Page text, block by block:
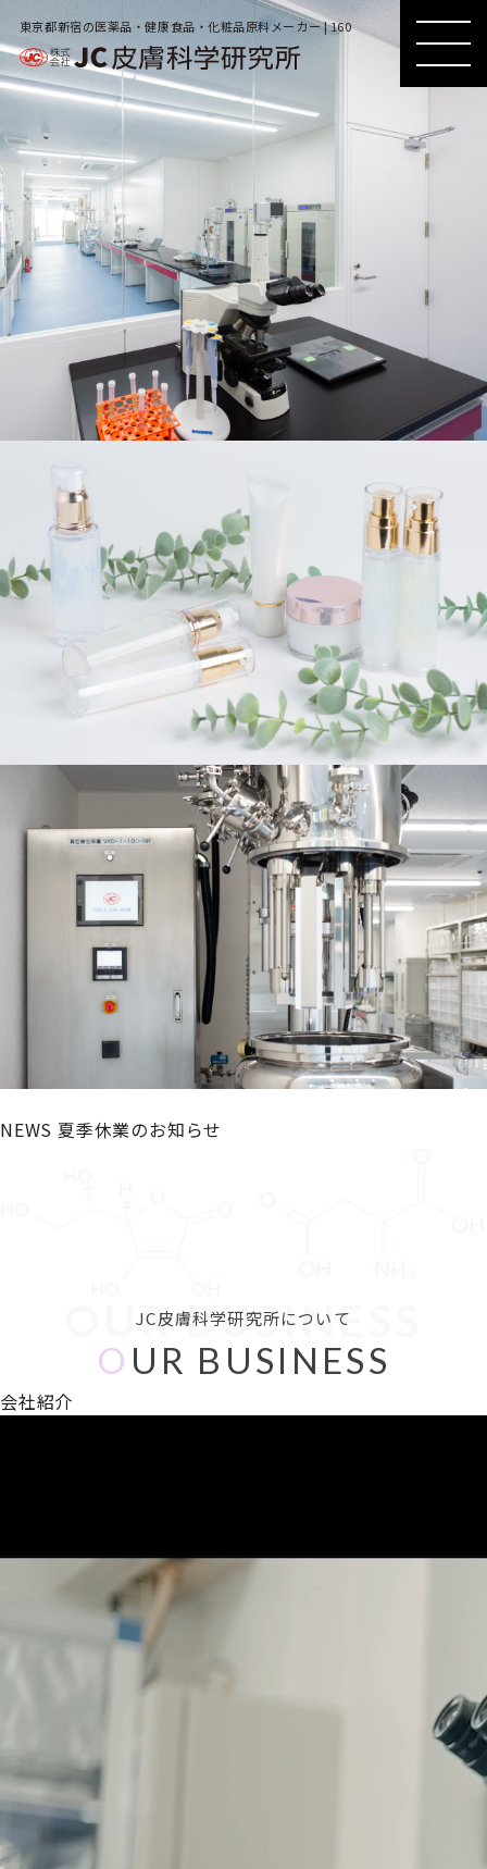
東京都新宿の医薬品・健康食品・化粧品原料メーカー | 160
NEWS 夏季休業のお知らせ
JC皮膚科学研究所について
OUR BUSINESS
O UR BUSINESS
会社紹介